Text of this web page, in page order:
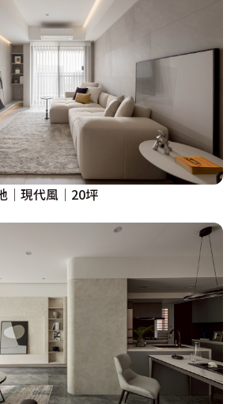
三房配置，但格局分配不甚理想，加上
放，讓家人得以走進各自私領域，故重
供陽台給毛孩們遊憩。然而，狹長的廊
立面採用淺色、燈帶織就；長廊後方設
上、下化作貓道與跳台連通貓房，在在
官效果。最靠近大門的是孝親房，白色
木紋地坪格外潔淨透亮。緊接著是兒子
覆感，因而把床加高、增設護欄圍塑；
，下方還隱藏拉床供靈活運用；進門
衣櫃，左側L形書桌折角處由圓弧勾
幕。
兒子學爵士鼓、女兒學鋼琴所需，其吸
、半穿透性玻璃折門免除幽閉感。女兒
衣間和閱讀區，鏤空的貓掌造型通道連
聚與愛貓的情誼。3樓屬男、女主人專
、臥房、更衣、辦公、健身、輕食等
│現代風│20坪